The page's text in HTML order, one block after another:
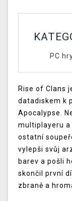
PC
Rise of Clans
datadiskem k
Apocalypse.
multiplayeru a
ostatní
vylepši svůj
barev a pošli
skončil první
zbraně a